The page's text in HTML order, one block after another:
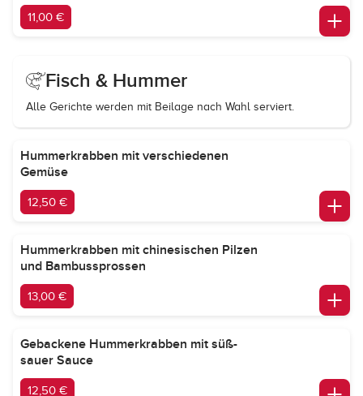
11,00 €
Fisch & Hummer
Alle Gerichte werden mit Beilage nach Wahl serviert.
Hummerkrabben mit verschiedenen
Gemüse
12,50 €
Hummerkrabben mit chinesischen Pilzen
und Bambussprossen
13,00 €
Gebackene Hummerkrabben mit süß-
sauer Sauce
12,50 €